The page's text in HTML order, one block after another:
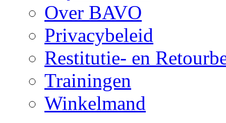
Over BAVO
Privacybeleid
Restitutie- en
Trainingen
Winkelmand